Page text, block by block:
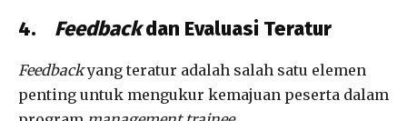
4. Feedbackdan Evaluasi Teratur
Feedbackyang teratur adalah salah satu elemen
penting untuk mengukur kemajuan peserta dalam